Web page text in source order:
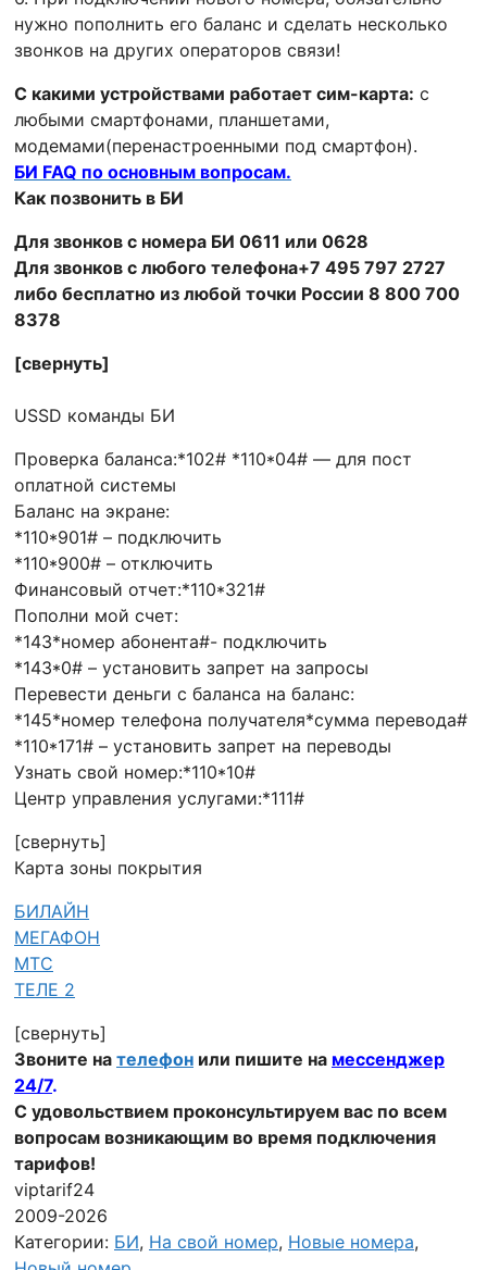
нужно пополнить его баланс и сделать несколько
звонков на других операторов связи!
С какими устройствами работает сим-карта: с
любыми смартфонами, планшетами,
модемами(перенастроенными под смартфон).
БИ FAQ по основным вопросам.
Как позвонить в БИ
Для звонков с номера БИ 0611 или 0628
Для звонков с любого телефона+7 495 797 2727
либо бесплатно из любой точки России 8 800 700
8378
[свернуть]
USSD команды БИ
Проверка баланса:*102# *110*04# — для пост
оплатной системы
Баланс на экране:
*110*901# – подключить
*110*900# – отключить
Финансовый отчет:*110*321#
Пополни мой счет:
*143*номер абонента#- подключить
*143*0# – установить запрет на запросы
Перевести деньги с баланса на баланс:
*145*номер телефона получателя*сумма перевода#
*110*171# – установить запрет на переводы
Узнать свой номер:*110*10#
Центр управления услугами:*111#
[свернуть]
Карта зоны покрытия
БИЛАЙН
МЕГАФОН
МТС
ТЕЛЕ 2
[свернуть]
Звоните на телефон или пишите на мессенджер
24/7.
С удовольствием проконсультируем вас по всем
вопросам возникающим во время подключения
тарифов!
viptarif24
2009-2026
Категории: БИ, На свой номер, Новые номера,